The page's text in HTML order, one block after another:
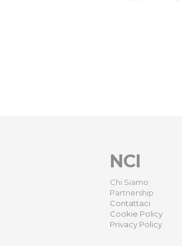
NCI
Chi Siamo
Partnership
Contattaci
Cookie Policy
Privacy Policy